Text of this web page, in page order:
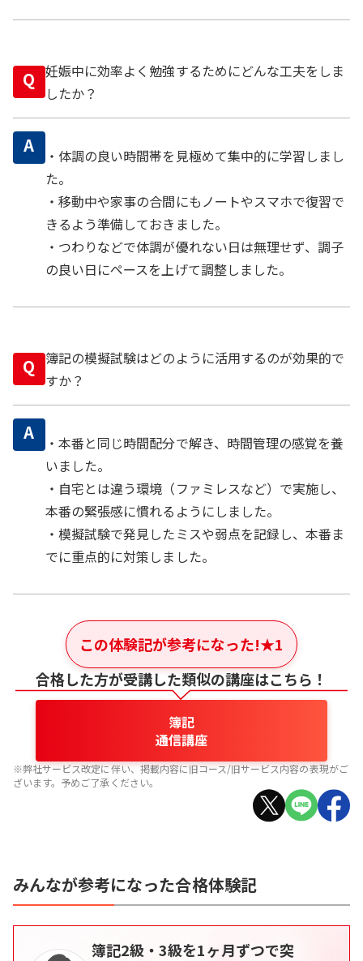
Q 妊娠中に効率よく勉強するためにどんな工夫をしま
したか？
A
・体調の良い時間帯を見極めて集中的に学習しまし
た。
・移動中や家事の合間にもノートやスマホで復習で
きるよう準備しておきました。
・つわりなどで体調が優れない日は無理せず、調子
の良い日にペースを上げて調整しました。
Q
簿記の模擬試験はどのように活用するのが効果的で
すか？
A
・本番と同じ時間配分で解き、時間管理の感覚を養
いました。
・自宅とは違う環境（ファミレスなど）で実施し、
本番の緊張感に慣れるようにしました。
・模擬試験で発見したミスや弱点を記録し、本番ま
でに重点的に対策しました。
この体験記が参考になった!★1
合格した方が受講した類似の講座はこちら！
簿記
通信講座
※弊社サービス改定に伴い、掲載内容に旧コース/旧サービス内容の表現がご
ざいます。予めご了承ください。
みんなが参考になった合格体験記
簿記2級・3級を1ヶ月ずつで突